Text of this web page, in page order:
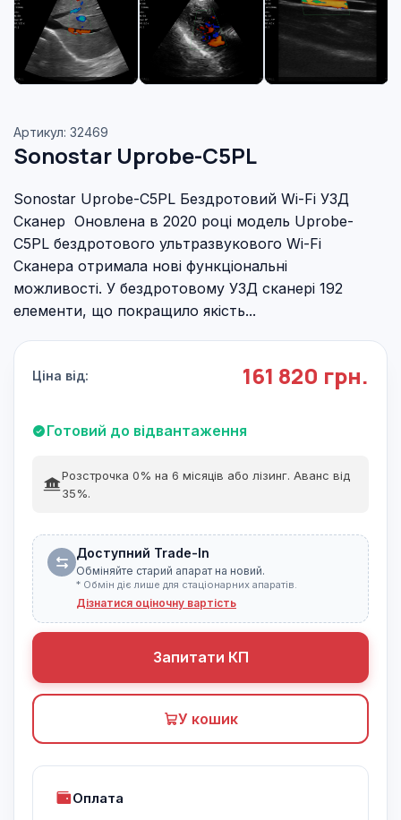
Артикул: 32469
Sonostar Uprobe-C5PL
Sonostar Uprobe-C5PL Бездротовий Wi-Fi УЗД
Сканер Оновлена ​​в 2020 році модель Uprobe-
C5PL бездротового ультразвукового Wi-Fi
Сканера отримала нові функціональні
можливості. У бездротовому УЗД сканері 192
елементи, що покращило якість...
Ціна від: 161 820 грн.
Готовий до відвантаження
Розстрочка 0% на 6 місяців або лізинг. Аванс від
35%.
Доступний Trade-In
Обміняйте старий апарат на новий.
* Обмін діє лише для стаціонарних апаратів.
Дізнатися оціночну вартість
Запитати КП
У кошик
Оплата